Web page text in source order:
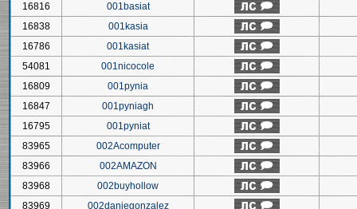
16816
001basiat
16838
001kasia
16786
001kasiat
54081
001nicocole
16809
001pynia
16847
001pyniagh
16795
001pyniat
83965
002Acomputer
83966
002AMAZON
83968
002buyhollow
83969
002daniegonzalez